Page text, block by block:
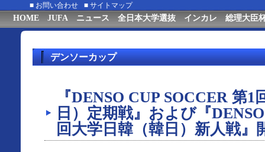
■ お問い合わせ ■ サイトマップ
HOME JUFA ニュース 全日本大学選抜 インカレ 総理大臣
デンソーカップ
『DENSO CUP SOCCER 第
⽇）定期戦』および『
回⼤学⽇韓（韓⽇）新⼈戦』